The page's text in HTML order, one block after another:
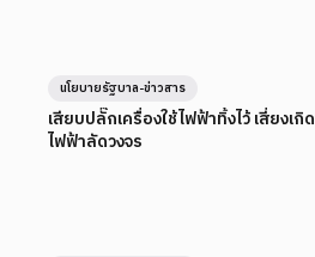
เสียบปลั๊กเครื่องใช้ไฟฟ้าทิ้งไว้ เสี่ยงเกิด
ไฟฟ้าลัดวงจร
นโยบายรัฐบาล-ข่าวสาร